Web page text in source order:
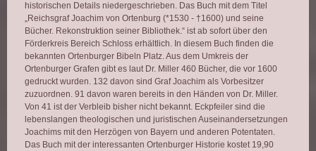
historischen Details niedergeschrieben. Das Buch mit dem Titel
„Reichsgraf Joachim von Ortenburg (*1530 - †1600) und seine
Bücher. Rekonstruktion seiner Bibliothek.“ ist ab sofort über den
Förderkreis Bereich Schloss erhältlich. In diesem Buch finden die
bekannten Ortenburger Bibeln Platz. Aus dem Umkreis der
Ortenburger Grafen gibt es laut Dr. Miller 460 Bücher, die vor 1600
gedruckt wurden. 132 davon sind Graf Joachim als Vorbesitzer
zuzuordnen. 91 davon waren bereits in den Händen von Dr. Miller.
Von 41 ist der Verbleib bisher nicht bekannt. Eckpfeiler sind die
lebenslangen theologischen und juristischen Auseinandersetzungen
Joachims mit den Herzögen von Bayern und anderen Potentaten.
Das Buch mit der interessanten Ortenburger Historie kostet 19,90